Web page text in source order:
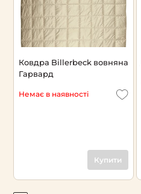
Ковдра Billerbeck вовняна
Гарвард
Немає в наявності
Купити